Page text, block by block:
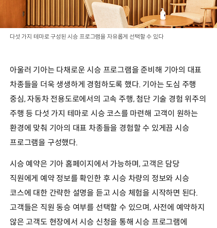
다섯 가지 테마로 구성된 시승 프로그램을 자유롭게 선택할 수 있다
아울러 기아는 다채로운 시승 프로그램을 준비해 기아의 대표
차종들을 더욱 생생하게 경험하도록 했다. 기아는 도심 주행
중심, 자동차 전용도로에서의 고속 주행, 첨단 기술 경험 위주의
주행 등 다섯 가지 테마로 시승 코스를 마련해 고객이 원하는
환경에 맞춰 기아의 대표 차종들을 경험할 수 있게끔 시승
프로그램을 구성했다.
시승 예약은 기아 홈페이지에서 가능하며, 고객은 담당
직원에게 예약 정보를 확인한 후 시승 차량의 정보와 시승
코스에 대한 간략한 설명을 듣고 시승 체험을 시작하면 된다.
고객들은 직원 동승 여부를 선택할 수 있으며, 사전에 예약하지
않은 고객도 현장에서 시승 신청을 통해 시승 프로그램에